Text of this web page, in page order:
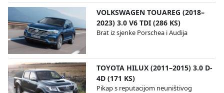
VOLKSWAGEN TOUAREG (2018–
2023) 3.0 V6 TDI (286 KS)
Brat iz sjenke Porschea i Audija
TOYOTA HILUX (2011–2015) 3.0 D-
4D (171 KS)
Pikap s reputacijom neuništivog